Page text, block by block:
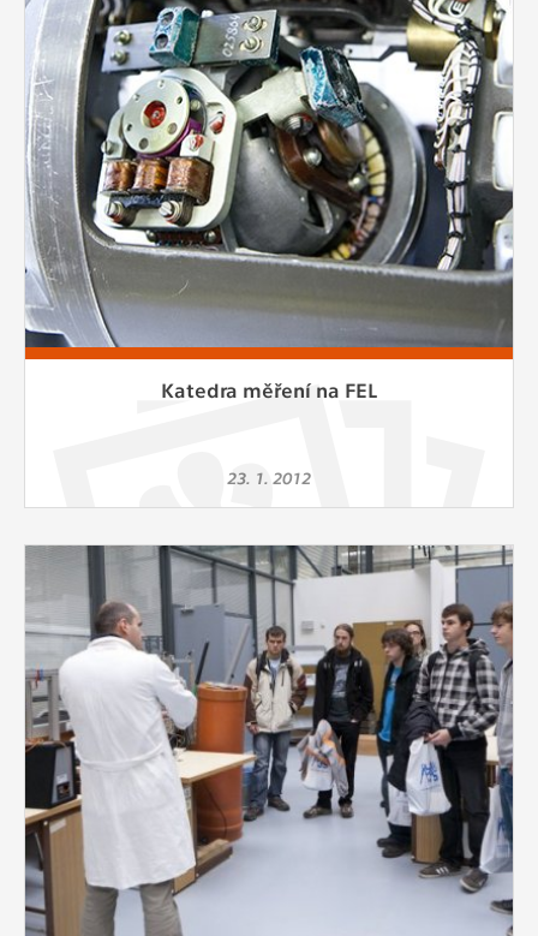
Cookies, které aplikace nedokáže zařadit.
Naším cílem je, aby tato kategorie
zůstala prázdná a všechny cookies byly
přiřazeny do některé z kategorií
uvedených výše.
Katedra měření na FEL
23. 1. 2012